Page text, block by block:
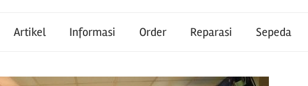
Artikel Informasi Order Reparasi Sepeda